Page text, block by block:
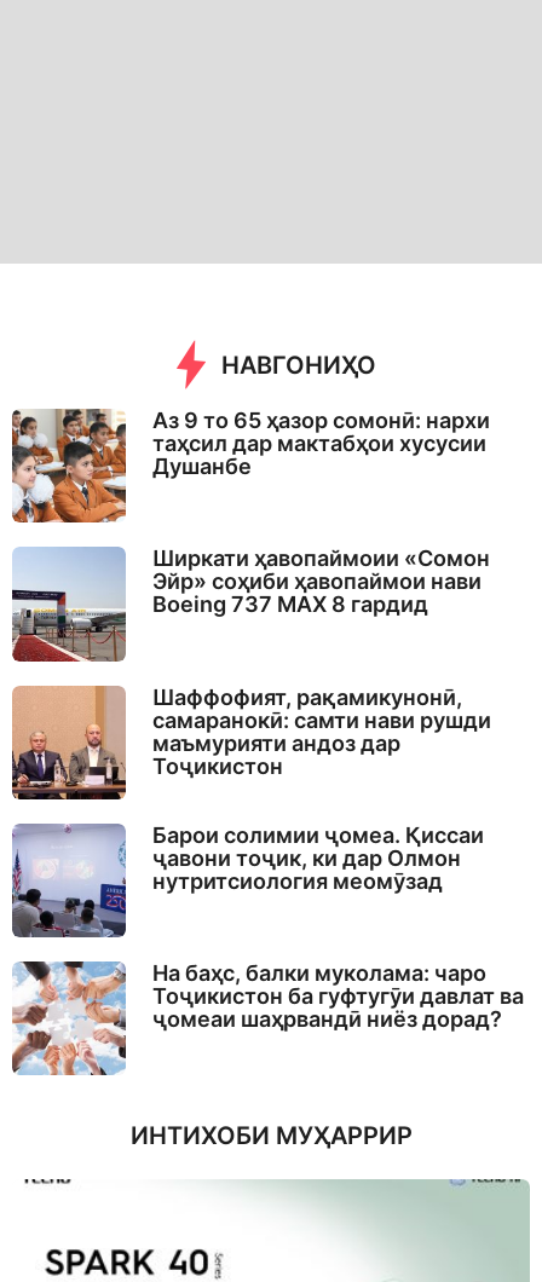
НАВГОНИҲО
Аз 9 то 65 ҳазор сомонӣ: нархи
таҳсил дар мактабҳои хусусии
Душанбе
Ширкати ҳавопаймоии «Сомон
Эйр» соҳиби ҳавопаймои нави
Boeing 737 MAX 8 гардид
Шаффофият, рақамикунонӣ,
самаранокӣ: самти нави рушди
маъмурияти андоз дар
Тоҷикистон
Барои солимии ҷомеа. Қиссаи
ҷавони тоҷик, ки дар Олмон
нутритсиология меомӯзад
На баҳс, балки муколама: чаро
Тоҷикистон ба гуфтугӯи давлат ва
ҷомеаи шаҳрвандӣ ниёз дорад?
ИНТИХОБИ МУҲАРРИР